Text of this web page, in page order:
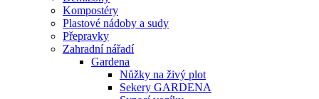
Kompostéry
Plastové nádoby a sudy
Přepravky
Zahradní nářadí
Gardena
Nůžky na živý plot
Sekery GARDENA